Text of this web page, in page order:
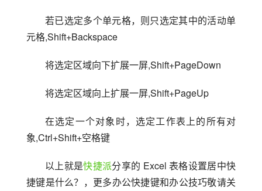
若已选定多个单元格，则只选定其中的活动单
元格,Shift+Backspace
将选定区域向下扩展一屏,Shift+PageDown
将选定区域向上扩展一屏,Shift+PageUp
在选定一个对象时，选定工作表上的所有对
象,Ctrl+Shift+空格键
以上就是快捷派分享的 Excel 表格设置居中快
捷键是什么？，更多办公快捷键和办公技巧敬请关